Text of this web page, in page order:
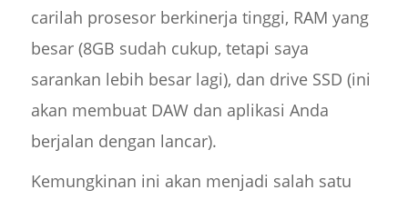
carilah prosesor berkinerja tinggi, RAM yang
besar (8GB sudah cukup, tetapi saya
sarankan lebih besar lagi), dan drive SSD (ini
akan membuat DAW dan aplikasi Anda
berjalan dengan lancar).
Kemungkinan ini akan menjadi salah satu